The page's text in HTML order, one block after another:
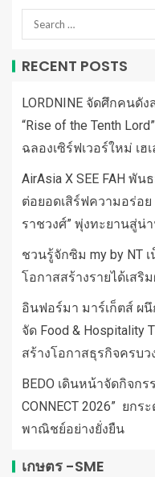
RECENT POSTS
LORDNINE จัดศึกคนดั
“Rise of the Tenth
ฉลองเซิร์ฟเวอร์ใหม่ เฮ
AirAsia X SEE FAH พั
ต่อยอดเสิร์ฟความอร่อ
ราชวงศ์” พุ่งทะยานสู่น่
ชวนรู้จักซิม my by NT
โอกาสสร้างรายได้เสริ
อินฟอร์มา มาร์เก็ตส์ ผ
จัด Food & Hospitality
สร้างโอกาสธุรกิจครบว
BEDO เดินหน้าจัดกิจกร
CONNECT 2026” ยก
พาณิชย์อย่างยั่งยืน
เกษตร -SME